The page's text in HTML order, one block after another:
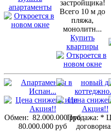
апартаменты
застройщика!
Всего 10 м до
пляжа,
монолитн...
Купить
квартиры
Обмен: 82.000.000 руб
80.000.000 руб
Продажа: *